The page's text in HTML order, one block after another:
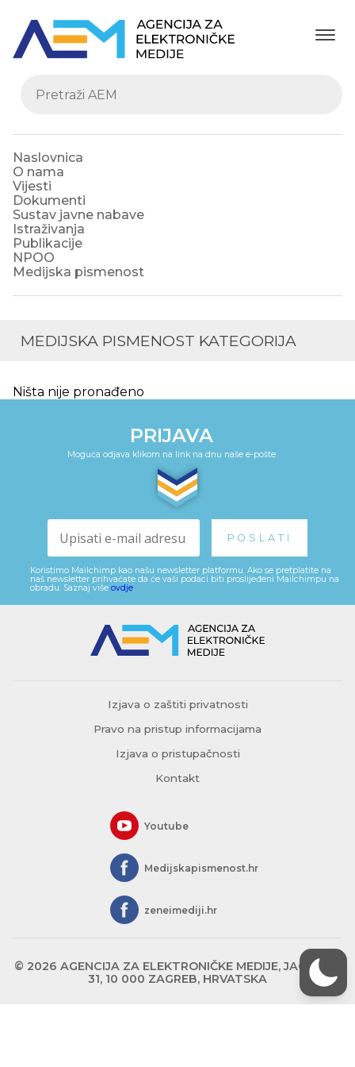
Naslovnica
O nama
Vijesti
Dokumenti
Sustav javne nabave
Istraživanja
Publikacije
NPOO
Medijska pismenost
MEDIJSKA PISMENOST KATEGORIJA
Ništa nije pronađeno
PRIJAVA
Moguća odjava klikom na link na dnu naše e-pošte
Koristimo Mailchimp kao našu newsletter platformu. Ako se pretplatite na
naš newsletter prihvaćate da će vaši podaci biti proslijeđeni Mailchimpu na
obradu. Saznaj više ovdje.
Izjava o zaštiti privatnosti
Pravo na pristup informacijama
Izjava o pristupačnosti
Kontakt
Youtube
Medijskapismenost.hr
zeneimediji.hr
© 2026 AGENCIJA ZA ELEKTRONIČKE MEDIJE, JAGIĆEVA
31, 10 000 ZAGREB, HRVATSKA